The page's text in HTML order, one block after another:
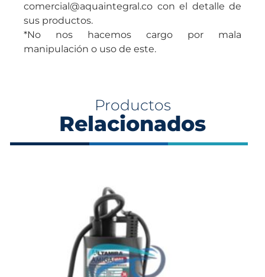
comercial@aquaintegral.co con el detalle de
sus productos.
*No nos hacemos cargo por mala
manipulación o uso de este.
Productos
Relacionados